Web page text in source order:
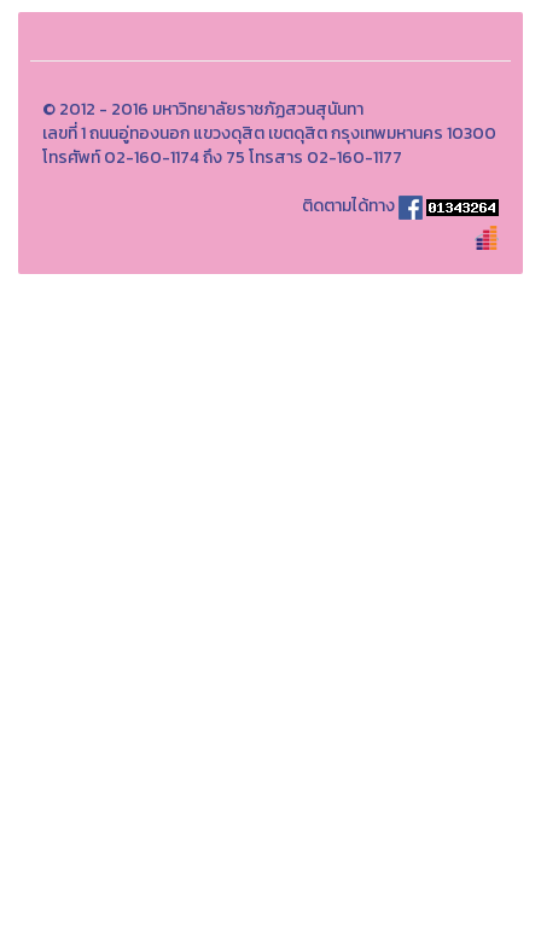
© 2012 - 2016 มหาวิทยาลัยราชภัฏสวนสุนันทา
เลขที่ 1 ถนนอู่ทองนอก แขวงดุสิต เขตดุสิต กรุงเทพมหานคร 10300
โทรศัพท์ 02-160-1174 ถึง 75 โทรสาร 02-160-1177
ติดตามได้ทาง